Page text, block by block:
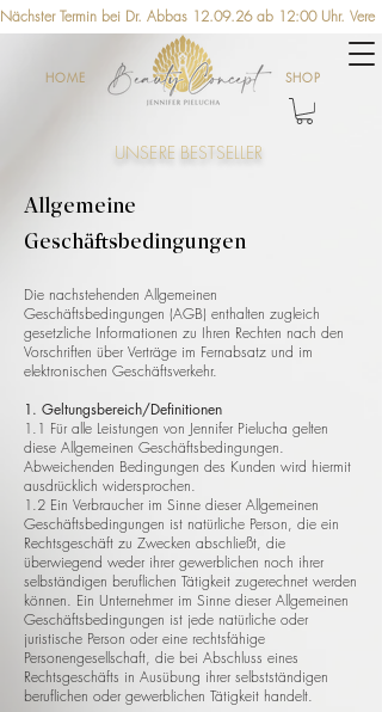
Nächster Termin bei Dr. Abbas 12.09.26 ab 12:00 Uhr.
UNSERE BESTSELLER
HOME SHOP
Allgemeine
Geschäftsbedingungen
Die nachstehenden Allgemeinen
Geschäftsbedingungen (AGB) enthalten zugleich
gesetzliche Informationen zu Ihren Rechten nach den
Vorschriften über Verträge im Fernabsatz und im
elektronischen Geschäftsverkehr.
1. Geltungsbereich/Definitionen
1.1 Für alle Leistungen von Jennifer Pielucha gelten
diese Allgemeinen Geschäftsbedingungen.
Abweichenden Bedingungen des Kunden wird hiermit
ausdrücklich widersprochen.
1.2 Ein Verbraucher im Sinne dieser Allgemeinen
Geschäftsbedingungen ist natürliche Person, die ein
Rechtsgeschäft zu Zwecken abschließt, die
überwiegend weder ihrer gewerblichen noch ihrer
selbständigen beruflichen Tätigkeit zugerechnet werden
können. Ein Unternehmer im Sinne dieser Allgemeinen
Geschäftsbedingungen ist jede natürliche oder
juristische Person oder eine rechtsfähige
Personengesellschaft, die bei Abschluss eines
Rechtsgeschäfts in Ausübung ihrer selbstständigen
beruflichen oder gewerblichen Tätigkeit handelt.